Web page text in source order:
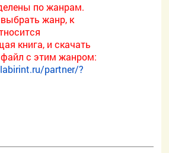
по жанрам.
жанр, к
книга, и скачать
с этим жанром:
partner/?